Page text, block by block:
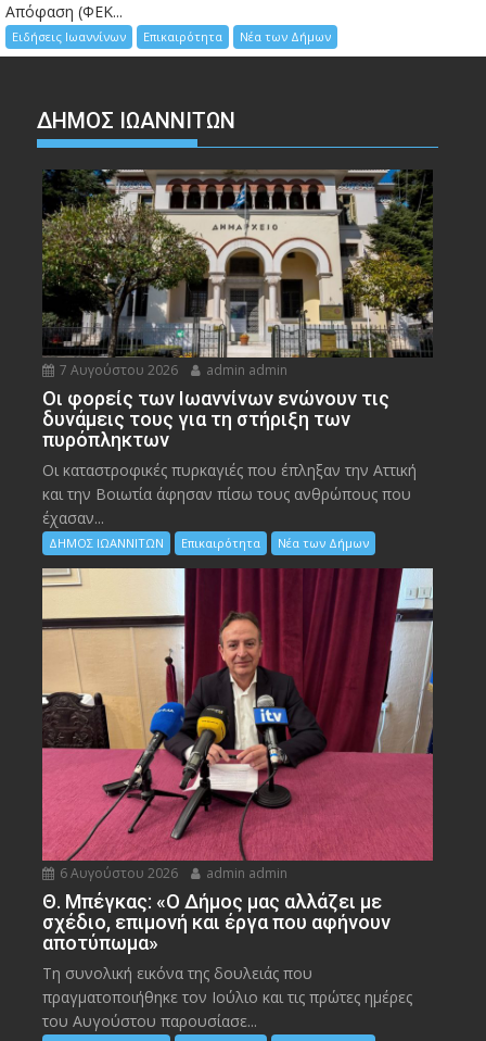
Απόφαση (ΦΕΚ...
Ειδήσεις Ιωαννίνων Επικαιρότητα Νέα των Δήμων
ΔΗΜΟΣ ΙΩΑΝΝΙΤΩΝ
7 Αυγούστου 2026 admin admin
Οι φορείς των Ιωαννίνων ενώνουν τις
δυνάμεις τους για τη στήριξη των
πυρόπληκτων
Οι καταστροφικές πυρκαγιές που έπληξαν την Αττική
και την Bοιωτία άφησαν πίσω τους ανθρώπους που
έχασαν...
ΔΗΜΟΣ ΙΩΑΝΝΙΤΩΝ Επικαιρότητα Νέα των Δήμων
6 Αυγούστου 2026 admin admin
Θ. Μπέγκας: «Ο Δήμος μας αλλάζει με
σχέδιο, επιμονή και έργα που αφήνουν
αποτύπωμα»
Τη συνολική εικόνα της δουλειάς που
πραγματοποιήθηκε τον Ιούλιο και τις πρώτες ημέρες
του Αυγούστου παρουσίασε...